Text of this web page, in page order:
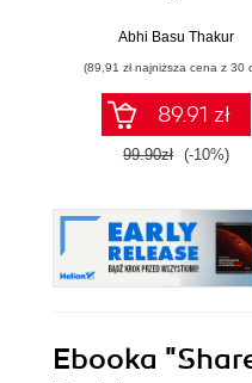
Abhi Basu Thakur
(89,91 zł najniższa cena z 30
89.91 zł
99.90zł (-10%)
Ebooka